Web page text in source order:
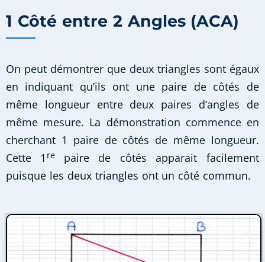
1 Côté entre 2 Angles (ACA)
On peut démontrer que deux triangles sont égaux
en indiquant qu’ils ont une paire de côtés de
même longueur entre deux paires d’angles de
même mesure. La démonstration commence en
cherchant 1 paire de côtés de même longueur.
Cette 1 repaire de côtés apparait facilement
puisque les deux triangles ont un côté commun.